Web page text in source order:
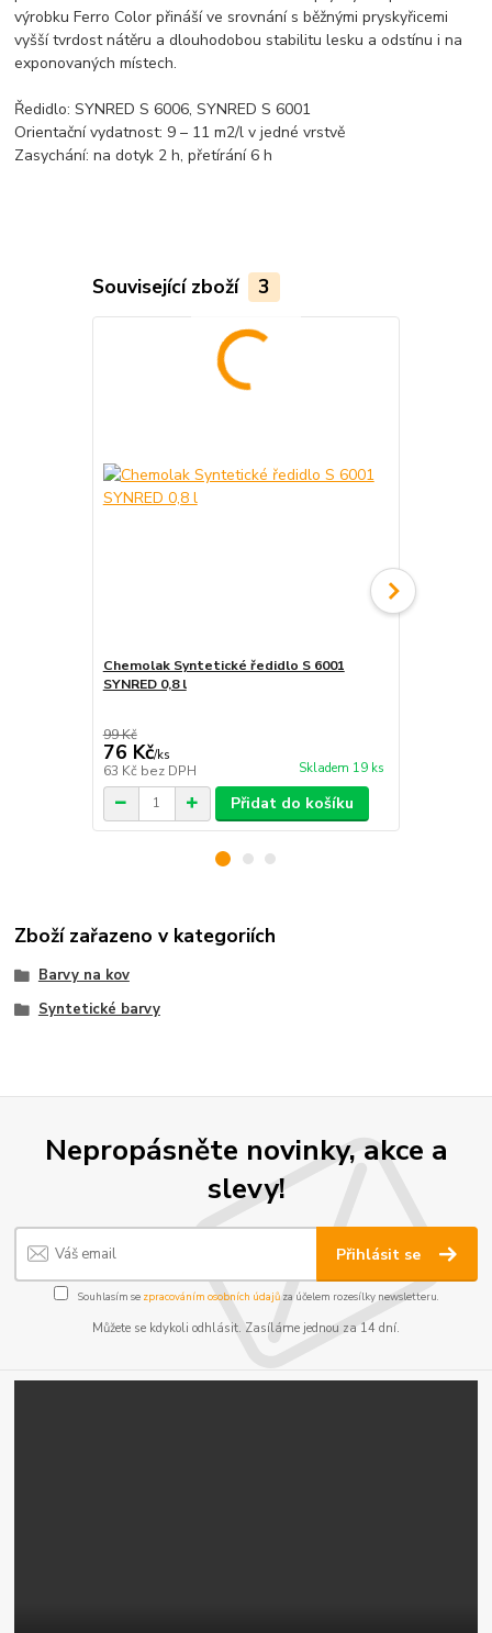
výrobku Ferro Color přináší ve srovnání s běžnými pryskyřicemi
vyšší tvrdost nátěru a dlouhodobou stabilitu lesku a odstínu i na
exponovaných místech.
Ředidlo: SYNRED S 6006, SYNRED S 6001
Orientační vydatnost: 9 – 11 m2/l v jedné vrstvě
Zasychání: na dotyk 2 h, přetírání 6 h
Související zboží 3
Chemolak Syntetické ředidlo S 6001
SYNRED 0,8 l
99 Kč
76 Kč/ks
63 Kč bez DPH Skladem 19 ks
Přidat do košíku
Zboží zařazeno v kategoriích
Barvy na kov
Syntetické barvy
Nepropásněte novinky, akce a
slevy!
Přihlásit se
Souhlasím se zpracováním osobních údajůza účelem rozesílky newsletteru.
Můžete se kdykoli odhlásit. Zasíláme jednou za 14 dní.